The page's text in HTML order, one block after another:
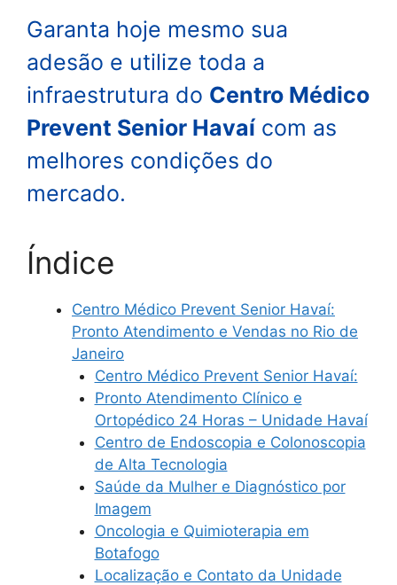
Garanta hoje mesmo sua
adesão e utilize toda a
infraestrutura do Centro Médico
Prevent Senior Havaícom as
melhores condições do
mercado.
Índice
Centro Médico Prevent Senior Havaí:
Pronto Atendimento e Vendas no Rio de
Janeiro
Centro Médico Prevent Senior Havaí:
Pronto Atendimento Clínico e
Ortopédico 24 Horas – Unidade Havaí
Centro de Endoscopia e Colonoscopia
de Alta Tecnologia
Saúde da Mulher e Diagnóstico por
Imagem
Oncologia e Quimioterapia em
Botafogo
Localização e Contato da Unidade